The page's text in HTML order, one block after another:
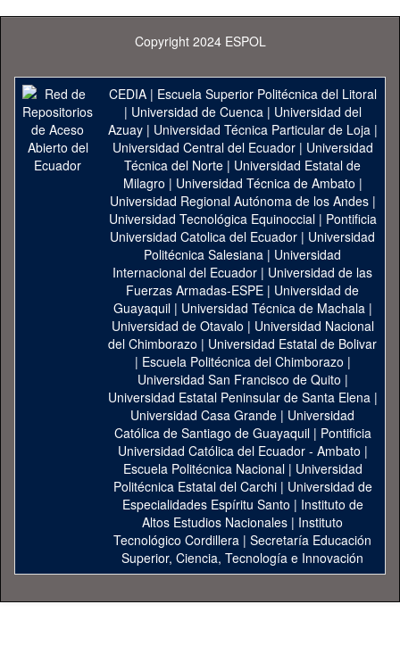
Copyright 2024 ESPOL
CEDIA| Escuela Superior Politécnica del Litoral
| Universidad de Cuenca| Universidad del
Azuay| Universidad Técnica Particular de Loja|
Universidad Central del Ecuador| Universidad
Técnica del Norte | Universidad Estatal de
Milagro | Universidad Técnica de Ambato |
Universidad Regional Autónoma de los Andes|
Universidad Tecnológica Equinoccial| Pontificia
Universidad Catolica del Ecuador | Universidad
Politécnica Salesiana | Universidad
Internacional del Ecuador | Universidad de las
Fuerzas Armadas-ESPE | Universidad de
Guayaquil| Universidad Técnica de Machala|
Universidad de Otavalo | Universidad Nacional
del Chimborazo | Universidad Estatal de Bolivar
| Escuela Politécnica del Chimborazo |
Universidad San Francisco de Quito |
Universidad Estatal Peninsular de Santa Elena|
Universidad Casa Grande | Universidad
Católica de Santiago de Guayaquil| Pontificia
Universidad Católica del Ecuador - Ambato |
Escuela Politécnica Nacional| Universidad
Politécnica Estatal del Carchi| Universidad de
Especialidades Espíritu Santo | Instituto de
Altos Estudios Nacionales | Instituto
Tecnológico Cordillera | Secretaría Educación
Superior, Ciencia, Tecnología e Innovación